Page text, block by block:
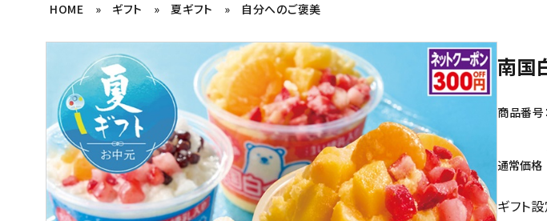
ACCOUNT MENU
person 新規登録
セール商品
カテゴリから探す
冷凍食品
HOME » ギフト » 夏ギフト » 自分へのご褒美
南国
商品番号
通常価格
ギフト